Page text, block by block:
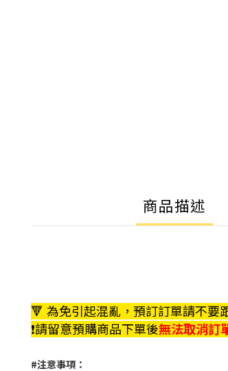
商品描述
🔻 為免引起混亂，預訂訂單請不要
❗️請留意預購商品下單後無法取消訂
#注意事項：